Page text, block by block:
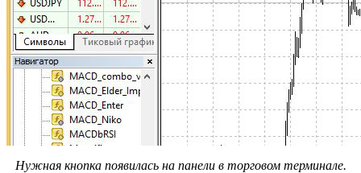
Нужная кнопка появилась на панели в торговом терминале.